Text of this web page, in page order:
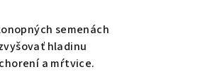
semenách
hladinu
a mŕtvice.